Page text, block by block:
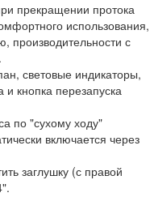
прекращении протока
использования,
производительности с
световые индикаторы,
кнопка перезапуска
по "сухому ходу"
включается через
заглушку (с правой